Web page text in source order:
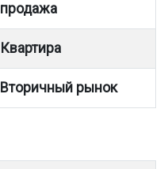
продажа
Квартира
Вторичный рынок